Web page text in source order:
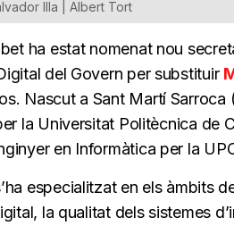
Illa | Albert Tort
ha estat nomenat nou
del Govern per substituir
Nascut a Sant Martí
la Universitat Politècnica de
en Informàtica per la
especialitzat en els àmbits
la qualitat dels sistemes